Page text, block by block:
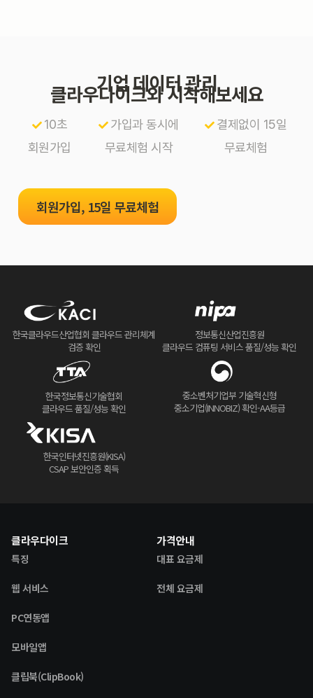
기업 데이터 관리
클라우다이크와 시작해보세요
10초
회원가입
가입과 동시에
무료체험 시작
결제없이 15일
무료체험
회원가입, 15일 무료체험
한국클라우드산업협회 클라우드 관리체계
검증 확인
정보통신산업진흥원
클라우드 컴퓨팅 서비스 품질/성능 확인
한국정보통신기술협회
클라우드 품질/성능 확인
중소벤처기업부 기술혁신형
중소기업(INNOBIZ) 확인-AA등급
한국인터넷진흥원(KISA)
CSAP 보안인증 획득
클라우다이크
특징
웹 서비스
PC연동앱
모바일앱
클립북(ClipBook)
가격안내
대표 요금제
전체 요금제